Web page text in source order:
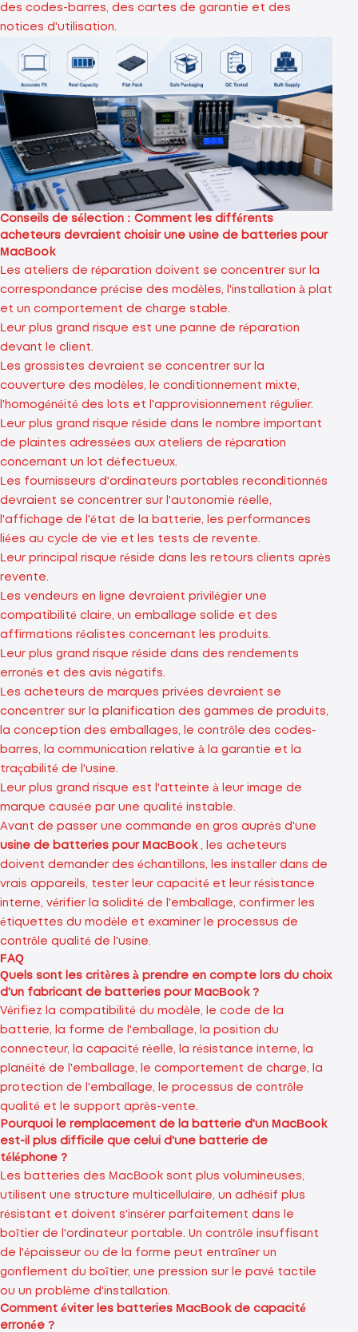
des codes-barres, des cartes de garantie et des
notices d'utilisation.
Conseils de sélection : Comment les différents
acheteurs devraient choisir une usine de batteries pour
MacBook
Les ateliers de réparation doivent se concentrer sur la
correspondance précise des modèles, l'installation à plat
et un comportement de charge stable.
Leur plus grand risque est une panne de réparation
devant le client.
Les grossistes devraient se concentrer sur la
couverture des modèles, le conditionnement mixte,
l'homogénéité des lots et l'approvisionnement régulier.
Leur plus grand risque réside dans le nombre important
de plaintes adressées aux ateliers de réparation
concernant un lot défectueux.
Les fournisseurs d'ordinateurs portables reconditionnés
devraient se concentrer sur l'autonomie réelle,
l'affichage de l'état de la batterie, les performances
liées au cycle de vie et les tests de revente.
Leur principal risque réside dans les retours clients après
revente.
Les vendeurs en ligne devraient privilégier une
compatibilité claire, un emballage solide et des
affirmations réalistes concernant les produits.
Leur plus grand risque réside dans des rendements
erronés et des avis négatifs.
Les acheteurs de marques privées devraient se
concentrer sur la planification des gammes de produits,
la conception des emballages, le contrôle des codes-
barres, la communication relative à la garantie et la
traçabilité de l'usine.
Leur plus grand risque est l'atteinte à leur image de
marque causée par une qualité instable.
Avant de passer une commande en gros auprès d'une
usine de batteries pour MacBook, les acheteurs
doivent demander des échantillons, les installer dans de
vrais appareils, tester leur capacité et leur résistance
interne, vérifier la solidité de l'emballage, confirmer les
étiquettes du modèle et examiner le processus de
contrôle qualité de l'usine.
FAQ
Quels sont les critères à prendre en compte lors du choix
d'un fabricant de batteries pour MacBook ?
Vérifiez la compatibilité du modèle, le code de la
batterie, la forme de l'emballage, la position du
connecteur, la capacité réelle, la résistance interne, la
planéité de l'emballage, le comportement de charge, la
protection de l'emballage, le processus de contrôle
qualité et le support après-vente.
Pourquoi le remplacement de la batterie d'un MacBook
est-il plus difficile que celui d'une batterie de
téléphone ?
Les batteries des MacBook sont plus volumineuses,
utilisent une structure multicellulaire, un adhésif plus
résistant et doivent s'insérer parfaitement dans le
boîtier de l'ordinateur portable. Un contrôle insuffisant
de l'épaisseur ou de la forme peut entraîner un
gonflement du boîtier, une pression sur le pavé tactile
ou un problème d'installation.
Comment éviter les batteries MacBook de capacité
erronée ?